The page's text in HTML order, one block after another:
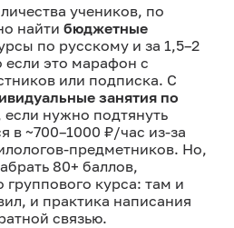
учеников, по
найти бюджетные
по русскому и за 1,5–2
это марафон с
или подписка. С
занятия по
нужно подтянуть
в ~700–1000 ₽/час из-за
предметников. Но,
80+ баллов,
курса: там и
и практика написания
связью.